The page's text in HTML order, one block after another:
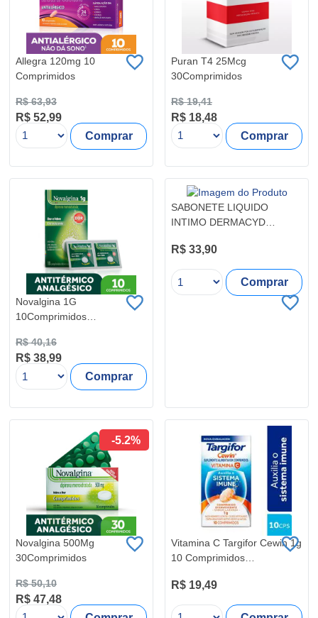
Allegra 120mg 10
Comprimidos
R$ 63,93
R$ 52,99
Comprar
Puran T4 25Mcg
30Comprimidos
R$ 19,41
R$ 18,48
Comprar
Novalgina 1G
10Comprimidos
R$ 40,16
R$ 38,99
Comprar
SABONETE LIQUIDO
INTIMO DERMACYD
R$ 33,90
Comprar
-5.2%
Novalgina 500Mg
30Comprimidos
R$ 50,10
R$ 47,48
Vitamina C Targifor Cewin 1g
10 Comprimidos
R$ 19,49